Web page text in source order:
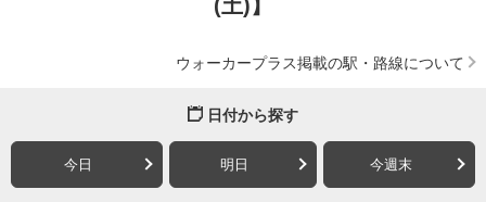
(土)】
ウォーカープラス掲載の駅・路線について
日付から探す
今日 明日 今週末